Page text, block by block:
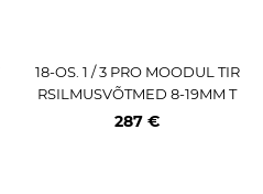
18-OS. 1 / 3 PRO MOODUL TIR
RSILMUSVÕTMED 8-19MM T
RIUMF
287 €